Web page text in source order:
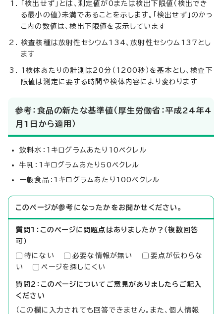
「検出せず」とは、測定値が0または検出下限値（検出でき
る最小の値）未満であることを示します。「検出せず」のかっ
こ内の数値は、検出下限値を表示しています
検査核種は放射性セシウム134、放射性セシウム137とし
ます
1検体あたりの計測は20分（1200秒）を基本とし、検査下
限値は測定に要する時間や検体内容により変わります
参考：食品の新たな基準値（厚生労働省：平成24年4
月1日から適用）
飲料水：1キログラムあたり10ベクレル
牛乳：1キログラムあたり50ベクレル
一般食品：1キログラムあたり100ベクレル
このページが参考になったかをお聞かせください。
質問1：このページに問題点はありましたか？（複数回答
可）
特にない 必要な情報が無い
要点が伝わらな
い
ページを探しにくい
質問2：このページについてご意見がありましたらご記入
ください
（この欄に入力されても回答できません。また、個人情報